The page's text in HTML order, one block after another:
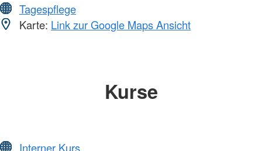
Tagespflege
Karte: Link zur Google Maps Ansicht
Kurse
Interner Kurs